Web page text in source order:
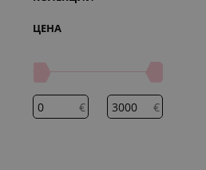
ЦЕНА
€ €